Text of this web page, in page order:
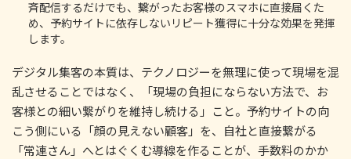
斉配信するだけでも、繋がったお客様のスマホに直接届くた
め、予約サイトに依存しないリピート獲得に十分な効果を発揮
します。
デジタル集客の本質は、テクノロジーを無理に使って現場を混
乱させることではなく、「現場の負担にならない方法で、お
客様との細い繋がりを維持し続ける」こと。予約サイトの向
こう側にいる「顔の見えない顧客」を、自社と直接繋がる
「常連さん」へとはぐくむ導線を作ることが、手数料のかか